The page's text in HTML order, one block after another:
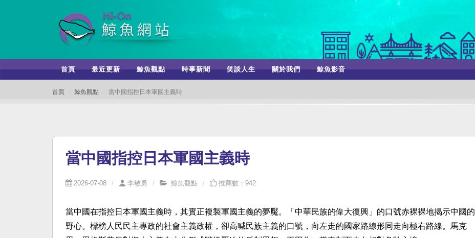
首頁 最近更新 鯨魚觀點 時事新聞 笑談人生 關於我們 鯨魚影音
首頁 鯨魚觀點 當中國指控日本軍國主義時
當中國指控日本軍國主義時
2026-07-08 李敏勇 鯨魚觀點 推薦數：942
當中國在指控日本軍國主義時，其實正複製軍國主義的夢魘。「中華民族的偉大復興」的口號赤裸裸地揭示中國的
野心。標榜人民民主專政的社會主義政權，卻高喊民族主義的口號，向左走的國家路線形同走向極右路線。馬克